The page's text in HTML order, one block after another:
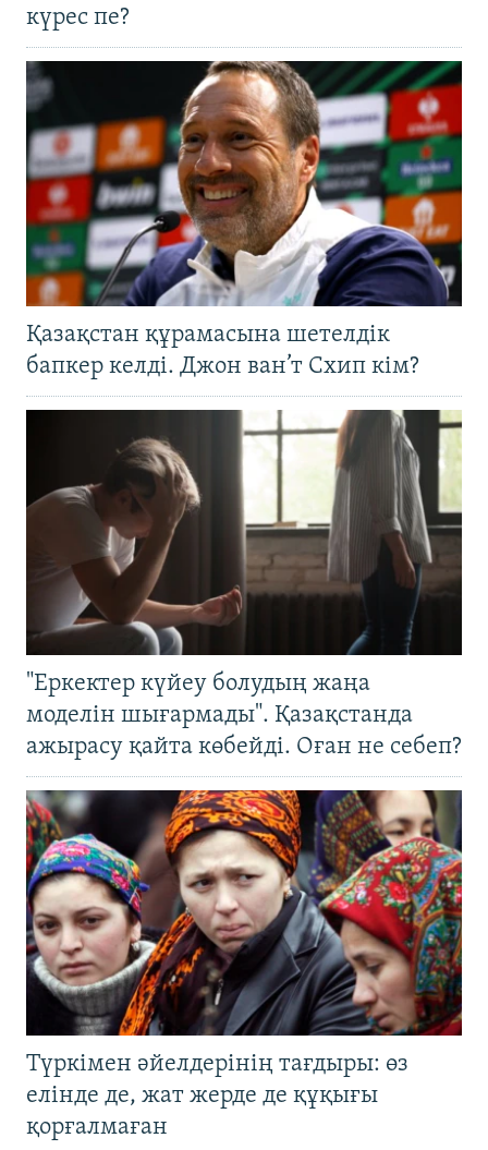
күрес пе?
Қазақстан құрамасына шетелдік
бапкер келді. Джон ван’т Схип кім?
"Еркектер күйеу болудың жаңа
моделін шығармады". Қазақстанда
ажырасу қайта көбейді. Оған не себеп?
Түркімен әйелдерінің тағдыры: өз
елінде де, жат жерде де құқығы
қорғалмаған